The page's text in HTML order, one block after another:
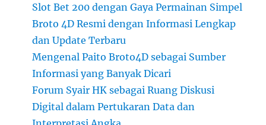
Slot Bet 200 dengan Gaya Permainan Simpel
Broto 4D Resmi dengan Informasi Lengkap
dan Update Terbaru
Mengenal Paito Broto4D sebagai Sumber
Informasi yang Banyak Dicari
Forum Syair HK sebagai Ruang Diskusi
Digital dalam Pertukaran Data dan